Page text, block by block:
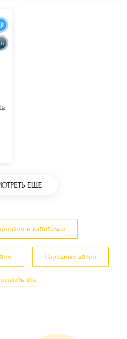
ЕЩЕ
и капителью
Парадные двери
Эксклюзивные двери
все